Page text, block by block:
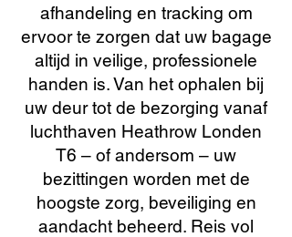
afhandeling en tracking om
ervoor te zorgen dat uw bagage
altijd in veilige, professionele
handen is. Van het ophalen bij
uw deur tot de bezorging vanaf
luchthaven Heathrow Londen
T6 – of andersom – uw
bezittingen worden met de
hoogste zorg, beveiliging en
aandacht beheerd. Reis vol